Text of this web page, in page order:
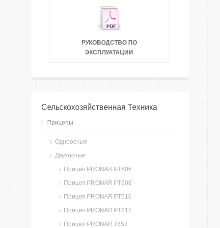
РУКОВОДСТВО ПО
ЭКСПЛУАТАЦИИ
Сельскохозяйственная Техника
Прицепы
Одноосные
Двухосные
Прицеп PRONAR PT606
Прицеп PRONAR PT608
Прицеп PRONAR PT610
Прицеп PRONAR PT612
Прицеп PRONAR T653